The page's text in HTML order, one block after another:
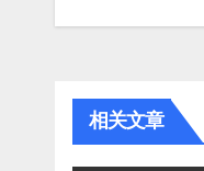
航
相关文章